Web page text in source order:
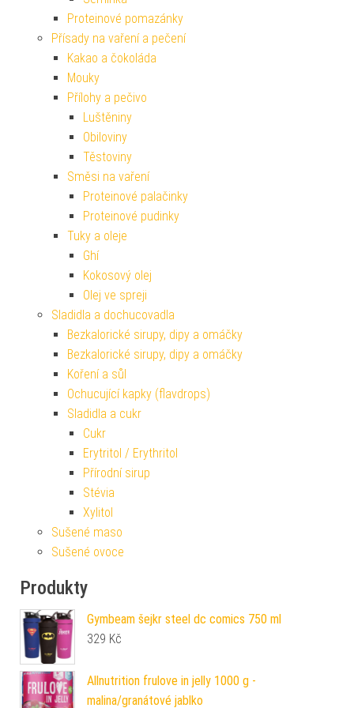
Proteinové pomazánky
Přísady na vaření a pečení
Kakao a čokoláda
Mouky
Přílohy a pečivo
Luštěniny
Obiloviny
Těstoviny
Směsi na vaření
Proteinové palačinky
Proteinové pudinky
Tuky a oleje
Ghí
Kokosový olej
Olej ve spreji
Sladidla a dochucovadla
Bezkalorické sirupy, dipy a omáčky
Bezkalorické sirupy, dipy a omáčky
Koření a sůl
Ochucující kapky (flavdrops)
Sladidla a cukr
Cukr
Erytritol / Erythritol
Přírodní sirup
Stévia
Xylitol
Sušené maso
Sušené ovoce
Produkty
Gymbeam šejkr steel dc comics 750 ml
329 Kč
Allnutrition frulove in jelly 1000 g -
malina/granátové jablko